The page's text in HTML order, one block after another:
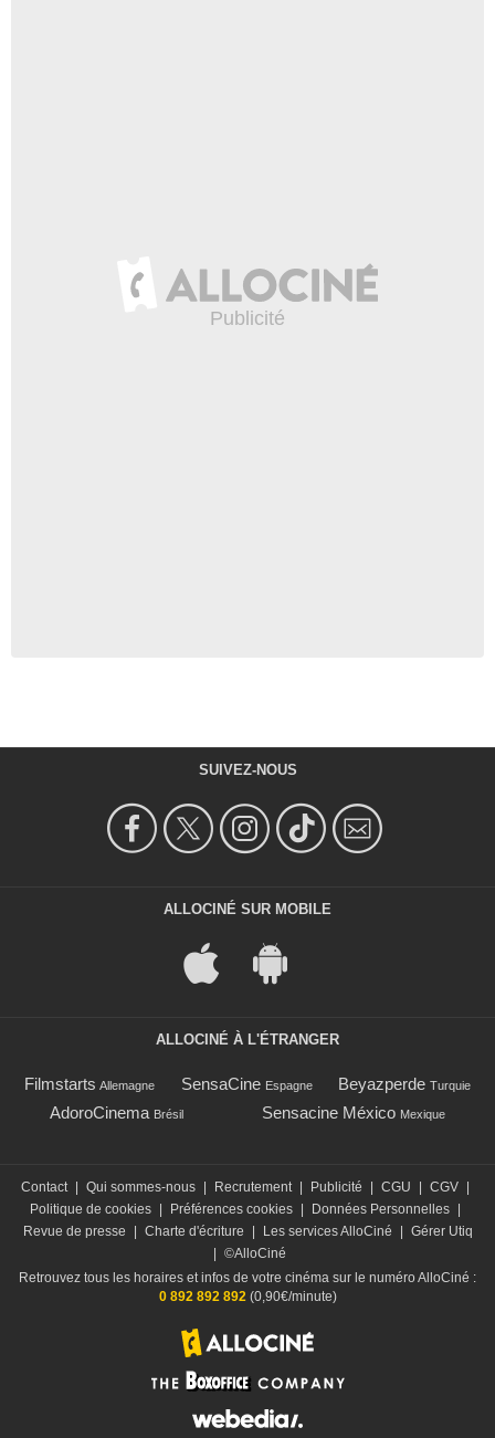
SUIVEZ-NOUS
ALLOCINÉ SUR MOBILE
ALLOCINÉ À L'ÉTRANGER
Filmstarts Allemagne SensaCine Espagne Beyazperde Turquie
AdoroCinema Brésil Sensacine México Mexique
Contact | Qui sommes-nous | Recrutement | Publicité | CGU | CGV |
Politique de cookies | Préférences cookies | Données Personnelles |
Revue de presse
| Charte d'écriture | Les services AlloCiné | Gérer Utiq
| ©AlloCiné
Retrouvez tous les horaires et infos de votre cinéma sur le numéro AlloCiné :
0 892 892 892(0,90€/minute)